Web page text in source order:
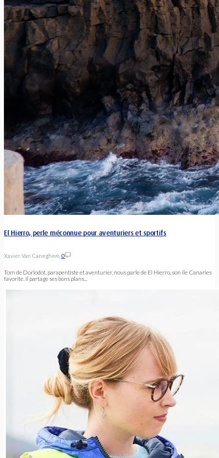
El Hierro, perle méconnue pour aventuriers et sportifs
Xavier Van Caneghem 0
Tom de Dorlodot, parapentiste et aventurier, nous parle de El Hierro, son île Canaries
favorite. Il partage ses bons plans...